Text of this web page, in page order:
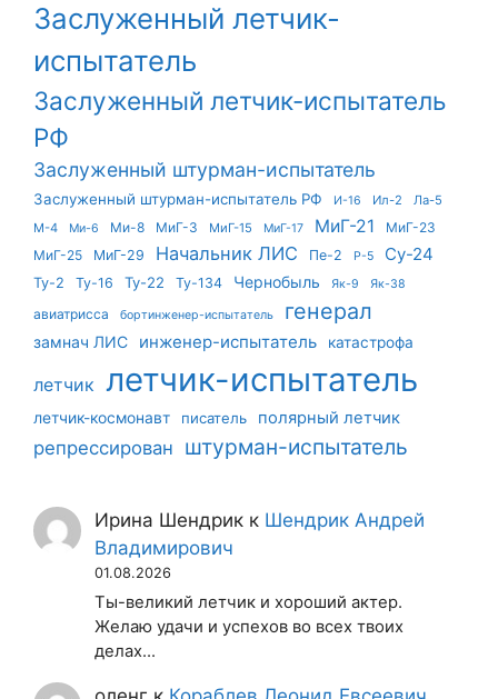
Заслуженный летчик-
испытатель
Заслуженный летчик-испытатель
РФ
Заслуженный штурман-испытатель
Заслуженный штурман-испытатель РФ И-16 Ил-2
Ла-5
М-4
Ми-6 Ми-8 МиГ-3 МиГ-15 МиГ-17 МиГ-21
МиГ-23
МиГ-25
МиГ-29 Начальник ЛИС Пе-2 Р-5 Су-24
Ту-2 Ту-16 Ту-22 Ту-134 Чернобыль Як-9 Як-38
авиатрисса бортинженер-испытатель генерал
замнач ЛИС инженер-испытатель катастрофа
летчик летчик-испытатель
летчик-космонавт писатель полярный летчик
репрессирован штурман-испытатель
Ирина Шендрик к Шендрик Андрей
Владимирович
01.08.2026
Ты-великий летчик и хороший актер.
Желаю удачи и успехов во всех твоих
делах...